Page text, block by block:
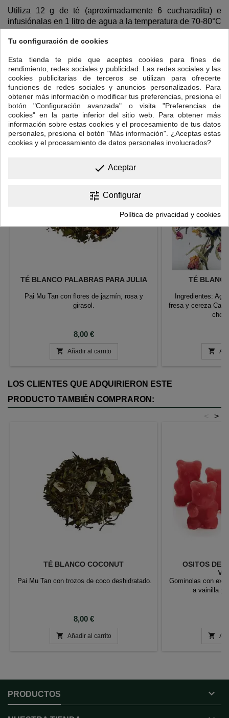
Utiliza 12 g de té (aproximadamente 6 cucharadita) e
infusiónalas en 1 litro de agua a la temperatura de 70-80°C
durante 2-3 minutos, luego colar. Adecuado para 2-3
infusiones.
Para cantidades más pequeñas
3g 70-80°c 2-3 Min
2-3 infusiones
12 OTROS PRODUCTOS EN LA MISMA CATEGORÍA:
>
<
TÉ BLANCO PALABRAS PARA JULIA
Pai Mu Tan con flores de jazmín, rosa y
girasol.
Precio
8,00 €
 Añadir al carrito
TÉ
Ingredientes:
fresa y cereza

LOS CLIENTES QUE ADQUIRIERON ESTE
PRODUCTO TAMBIÉN COMPRARON:
>
<
TÉ BLANCO COCONUT
Pai Mu Tan con trozos de coco deshidratado.
Precio
8,00 €
 Añadir al carrito
OSITOS DE
Gominolas con
a vainilla y

PRODUCTOS 
Tu configuración de cookies
Esta tienda te pide que aceptes cookies para fines de
rendimiento, redes sociales y publicidad. Las redes sociales y las
cookies publicitarias de terceros se utilizan para ofrecerte
funciones de redes sociales y anuncios personalizados. Para
obtener más información o modificar tus preferencias, presiona el
botón "Configuración avanzada" o visita "Preferencias de
cookies" en la parte inferior del sitio web. Para obtener más
información sobre estas cookies y el procesamiento de tus datos
personales, presiona el botón "Más información". ¿Aceptas estas
cookies y el procesamiento de datos personales involucrados?
done Aceptar
tune Configurar
Política de privacidad y cookies